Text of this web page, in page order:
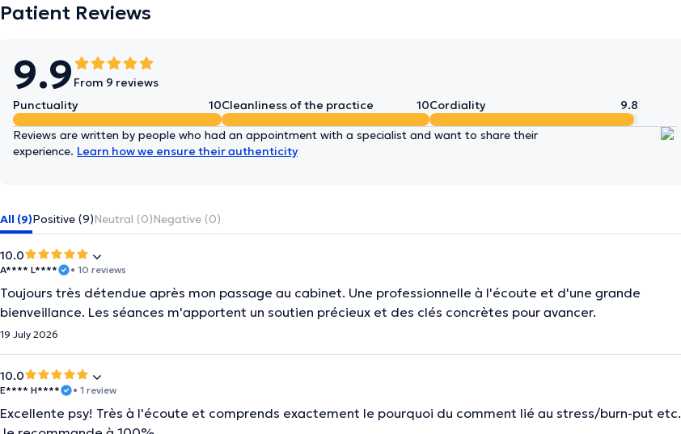
Patient Reviews
9.9 From 9 reviews
Punctuality
10Cleanliness of the practice 10Cordiality 9.8
Reviews are written by people who had an appointment with a specialist and want to share their
experience. Learn how we ensure their authenticity
All (9)Positive (9)Neutral (0)Negative (0)
10.0
A**** L**** • 10 reviews
Toujours très détendue après mon passage au cabinet. Une professionnelle à l'écoute et d'une grande
bienveillance. Les séances m'apportent un soutien précieux et des clés concrètes pour avancer.
19 July 2026
10.0
E**** H**** • 1 review
Excellente psy! Très à l'écoute et comprends exactement le pourquoi du comment lié au stress/burn-put etc.